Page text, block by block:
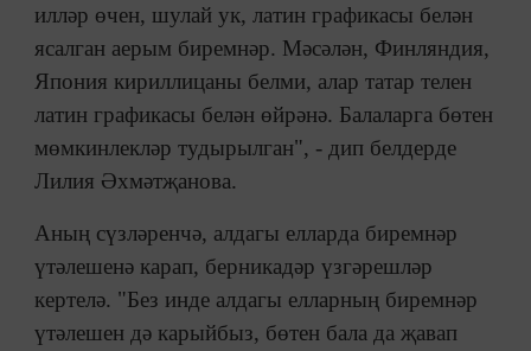
илләр өчен, шулай ук, латин графикасы белән
ясалган аерым биремнәр. Мәсәлән, Финляндия,
Япония кириллицаны белми, алар татар телен
латин графикасы белән өйрәнә. Балаларга бөтен
мөмкинлекләр тудырылган", - дип белдерде
Лилия Әхмәтҗанова.
Аның сүзләренчә, алдагы елларда биремнәр
үтәлешенә карап, берникадәр үзгәрешләр
кертелә. "Без инде алдагы елларның биремнәр
үтәлешен дә карыйбыз, бөтен бала да җавап